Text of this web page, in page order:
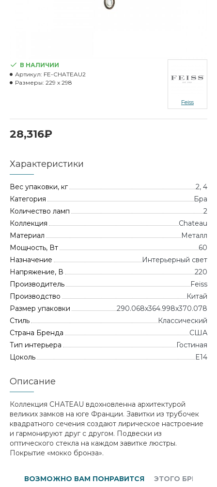
28,316₽
В НАЛИЧИИ
Артикул: FE-CHATEAU2
Размеры: 229 x 298
Feiss
Характеристики
Вес упаковки, кг
2, 4
Категория
Бра
Количество ламп
2
Коллекция
Chateau
Материал
Металл
Мощность, Вт
60
Назначение
Интерьерный свет
Напряжение, В
220
Производитель
Feiss
Производство
Китай
Размер упаковки
290.068x364.998x370.078
Стиль
Классический
Страна Бренда
CША
Тип интерьера
Гостиная
Цоколь
E14
Описание
Коллекция CHATEAU вдохновленна архитектурой
великих замков на юге Франции. Завитки из трубочек
квадратного сечения создают лирическое настроение
и гармонируют друг с другом. Подвески из
оптического стекла на каждом завитке люстры.
Покрытие «мокко бронза».
ВОЗМОЖНО ВАМ ПОНРАВИТСЯ ЭТОГО БРЕНДА